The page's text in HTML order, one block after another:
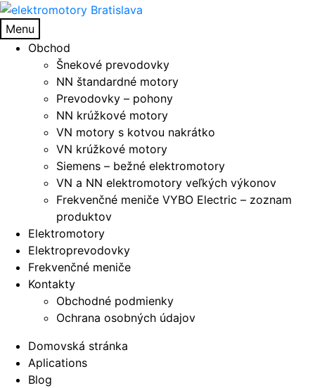
Preskočiť
na
navigáciu
Preskočiť
na
obsah
Menu
Obchod
Šnekové prevodovky
NN štandardné motory
Prevodovky – pohony
NN krúžkové motory
VN motory s kotvou nakrátko
VN krúžkové motory
Siemens – bežné elektromotory
VN a NN elektromotory veľkých výkonov
Frekvenčné meniče VYBO Electric – zoznam
produktov
Elektromotory
Elektroprevodovky
Frekvenčné meniče
Kontakty
Obchodné podmienky
Ochrana osobných údajov
Domovská stránka
Aplications
Blog